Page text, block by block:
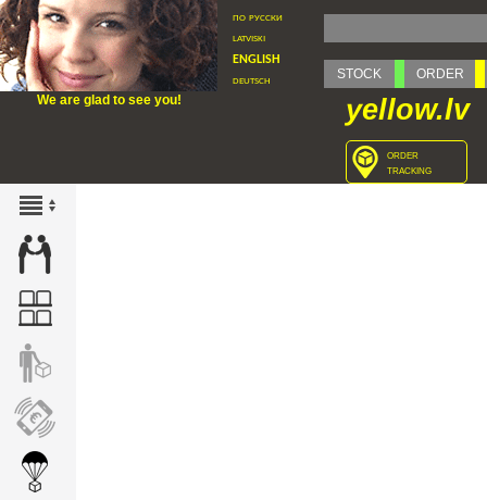
We are glad to see you!
по русски
latviski
english
deutsch STOCK ORDER
yellow.lv
order
tracking